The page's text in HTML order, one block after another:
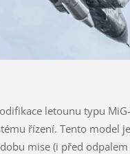
letounu typu
řízení. Tento model
mise (i před odpalem